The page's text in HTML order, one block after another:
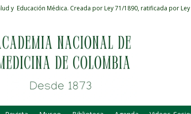
y Educación Médica. Creada por Ley 71/1890, ratificada por